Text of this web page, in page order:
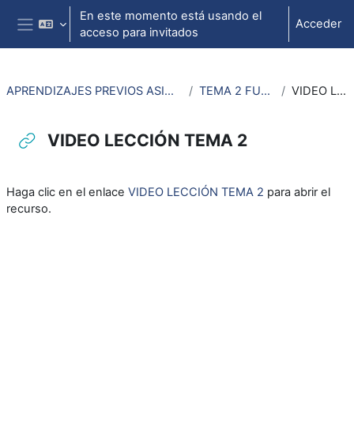
Salta al contenido principal
Panel lateral
En este momento está usando el
acceso para invitados
Acceder
APRENDIZAJES PREVIOS ASIGNATURAS DE DISEÑO DE MECANISMOS TEMA 2 FUERZAS Y MOMENTOS VIDEO LECCIÓN TEMA 2
VIDEO LECCIÓN TEMA 2
Haga clic en el enlace VIDEO LECCIÓN TEMA 2 para abrir el
recurso.